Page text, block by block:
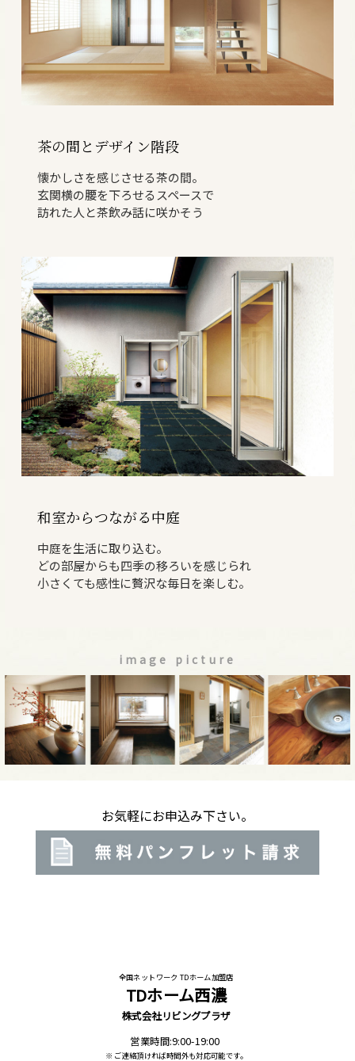
茶の間とデザイン階段
懐かしさを感じさせる茶の間。
玄関横の腰を下ろせるスペースで
訪れた人と茶飲み話に咲かそう
和室からつながる中庭
中庭を生活に取り込む。
どの部屋からも四季の移ろいを感じられ
小さくても感性に贅沢な毎日を楽しむ。
image picture
お気軽にお申込み下さい。
全国ネットワーク TDホーム加盟店
TDホーム西濃
株式会社リビングプラザ
営業時間:9:00-19:00
※ ご連絡頂ければ時間外も対応可能です。